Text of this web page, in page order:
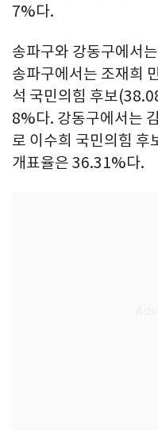
7%다.
송파구와 강동구에서
송파구에서는 조재희
석 국민의힘 후보
8%다. 강동구에서는
로 이수희 국민의힘
개표율은 36.31%다.